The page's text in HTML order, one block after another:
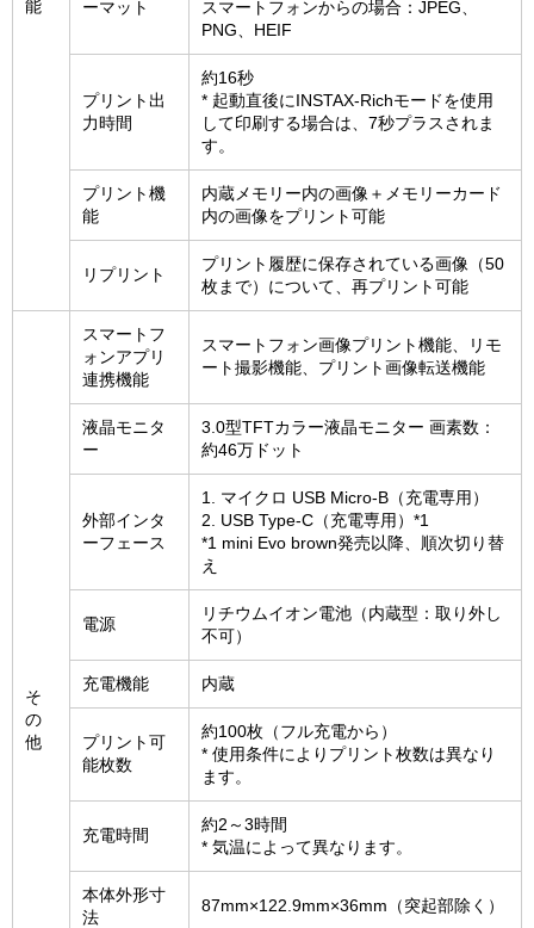
能 ーマット
スマートフォンからの場合：JPEG、
PNG、HEIF
プリント出
力時間
約16秒
* 起動直後にINSTAX-Richモードを使用
して印刷する場合は、7秒プラスされま
す。
プリント機
能
内蔵メモリー内の画像＋メモリーカード
内の画像をプリント可能
リプリント
プリント履歴に保存されている画像（50
枚まで）について、再プリント可能
そ
の
他
スマートフ
ォンアプリ
連携機能
スマートフォン画像プリント機能、リモ
ート撮影機能、プリント画像転送機能
液晶モニタ
ー
3.0型TFTカラー液晶モニター 画素数：
約46万ドット
外部インタ
ーフェース
1. マイクロ USB Micro-B（充電専用）
2. USB Type-C（充電専用）*1
*1 mini Evo brown発売以降、順次切り替
え
電源
リチウムイオン電池（内蔵型：取り外し
不可）
充電機能 内蔵
プリント可
能枚数
約100枚（フル充電から）
* 使用条件によりプリント枚数は異なり
ます。
充電時間
約2～3時間
* 気温によって異なります。
本体外形寸
法
87mm×122.9mm×36mm（突起部除く）